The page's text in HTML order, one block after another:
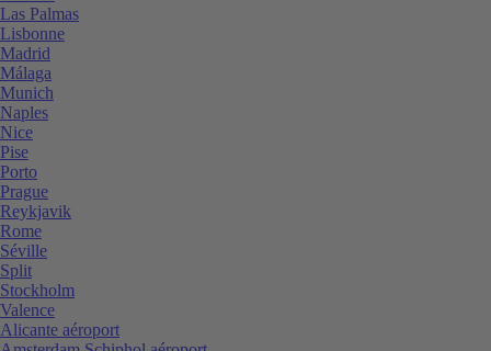
Las Palmas
Lisbonne
Madrid
Málaga
Munich
Naples
Nice
Pise
Porto
Prague
Reykjavik
Rome
Séville
Split
Stockholm
Valence
Alicante aéroport